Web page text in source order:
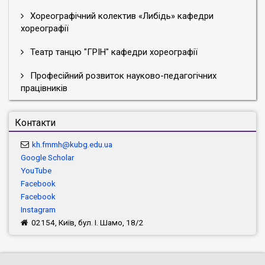
Хореографічний колектив «Либідь» кафедри
хореографії
Театр танцю "ГРІН" кафедри хореографії
Професійний розвиток науково-педагогічних
працівників
Контакти
kh.fmmh@kubg.edu.ua
Google Scholar
YouTube
Facebook
Facebook
Instagram
02154, Київ, бул. І. Шамо, 18/2